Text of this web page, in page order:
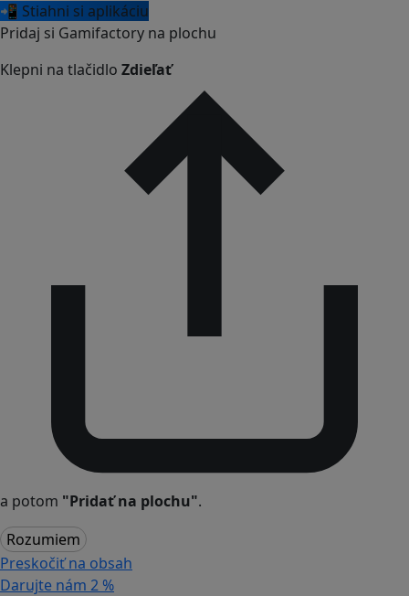
📲 Stiahni si aplikáciu
Pridaj si Gamifactory na plochu
Klepni na tlačidlo Zdieľať
a potom "Pridať na plochu".
Rozumiem
Preskočiť na obsah
Darujte nám 2 %